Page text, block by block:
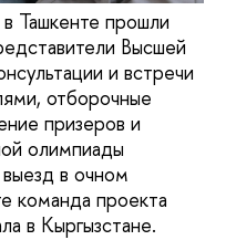
Ташкенте прошли
Высшей
и встречи
отборочные
призеров и
олимпиады
в очном
команда проекта
в Кыргызстане.